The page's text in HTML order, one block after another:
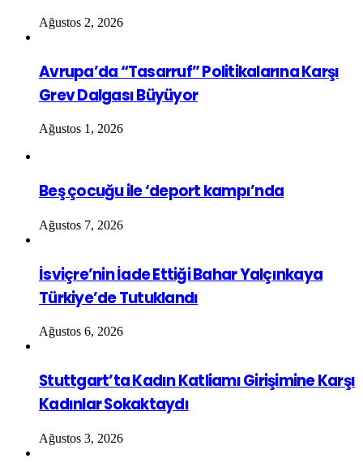
Ağustos 2, 2026
Avrupa’da “Tasarruf” Politikalarına Karşı
Grev Dalgası Büyüyor
Ağustos 1, 2026
Beş çocuğu ile ‘deport kampı’nda
Ağustos 7, 2026
İsviçre’nin İade Ettiği Bahar Yalçınkaya
Türkiye’de Tutuklandı
Ağustos 6, 2026
Stuttgart’ta Kadın Katliamı Girişimine Karşı
Kadınlar Sokaktaydı
Ağustos 3, 2026